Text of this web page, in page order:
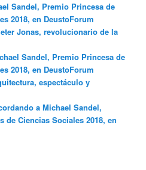
Sandel, Premio Princesa de
2018, en DeustoForum
Jonas, revolucionario de la
Sandel, Premio Princesa de
2018, en DeustoForum
espectáculo y
a Michael Sandel,
de Ciencias Sociales 2018, en